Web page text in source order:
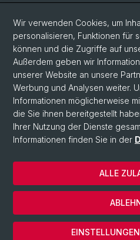
Social Media
LinkedIn
Bluesky
Vimeo
© Universität Basel
Datenschutzerklärung
Wir verwenden Cookies, um
personalisieren, Funktionen für
können und die Zugriffe auf
Außerdem geben wir
unserer Website an unsere
Werbung und Analysen weiter.
Informationen möglicherweise
die Sie ihnen bereitgestellt
Ihrer Nutzung der Dienste
Informationen finden Sie in der
ALLE